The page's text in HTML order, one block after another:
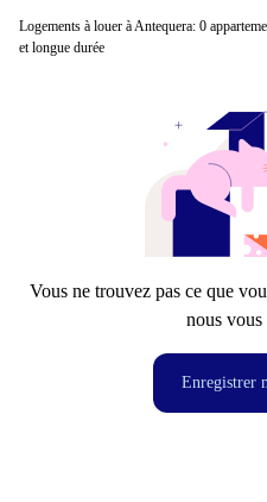
Logements à louer à Antequera: 0
et longue durée
Vous ne trouvez pas ce que
nous vous
Enregistrer